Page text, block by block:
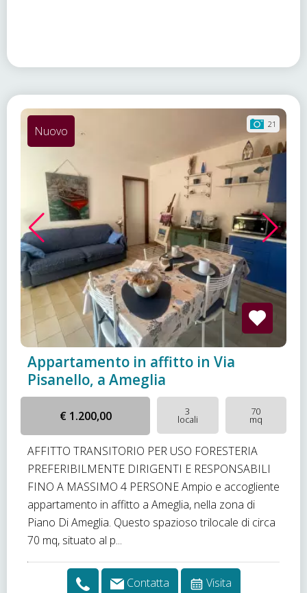
21
Nuovo
Appartamento in affitto in Via
Pisanello, a Ameglia
€ 1.200,00 3
locali
70
mq
AFFITTO TRANSITORIO PER USO FORESTERIA
PREFERIBILMENTE DIRIGENTI E RESPONSABILI
FINO A MASSIMO 4 PERSONE Ampio e accogliente
appartamento in affitto a Ameglia, nella zona di
Piano Di Ameglia. Questo spazioso trilocale di circa
70 mq, situato al p...
Contatta Visita